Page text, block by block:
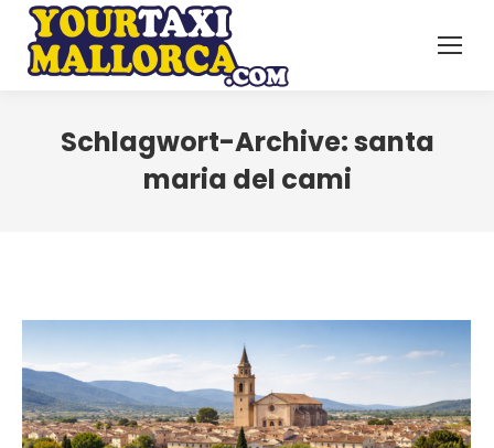
Schlagwort-Archive:santa
maria del cami